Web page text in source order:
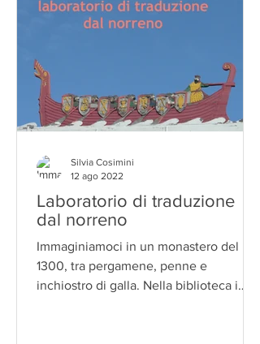
Laboratorio di traduzione
dal norreno
Immaginiamoci in un monastero del
1300, tra pergamene, penne e
inchiostro di galla. Nella biblioteca i
Silvia Cosimini
12 ago 2022